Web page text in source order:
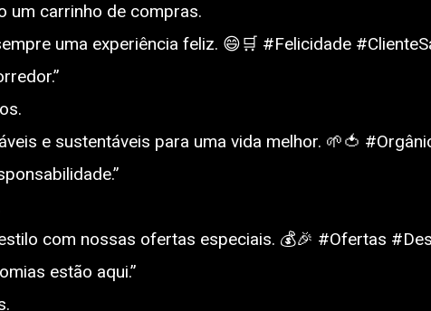
um carrinho de compras.
uma experiência feliz. 😄🛒 #Felicidade
e sustentáveis para uma vida melhor. 🌱🍅
com nossas ofertas especiais. 💰🎉 #Ofertas
estão aqui.”